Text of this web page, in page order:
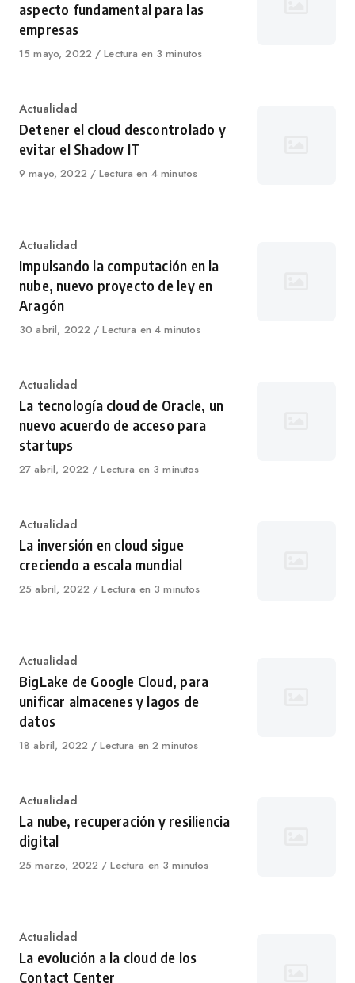
aspecto fundamental para las
empresas
Published
15 mayo, 2022 Lectura en 3 minutos
Category
Actualidad
Detener el cloud descontrolado y
evitar el Shadow IT
Published
9 mayo, 2022 Lectura en 4 minutos
Category
Actualidad
Impulsando la computación en la
nube, nuevo proyecto de ley en
Aragón
Published
30 abril, 2022 Lectura en 4 minutos
Category
Actualidad
La tecnología cloud de Oracle, un
nuevo acuerdo de acceso para
startups
Published
27 abril, 2022 Lectura en 3 minutos
Category
Actualidad
La inversión en cloud sigue
creciendo a escala mundial
Published
25 abril, 2022 Lectura en 3 minutos
Category
Actualidad
BigLake de Google Cloud, para
unificar almacenes y lagos de
datos
Published
18 abril, 2022 Lectura en 2 minutos
Category
Actualidad
La nube, recuperación y resiliencia
digital
Published
25 marzo, 2022 Lectura en 3 minutos
Category
Actualidad
La evolución a la cloud de los
Contact Center